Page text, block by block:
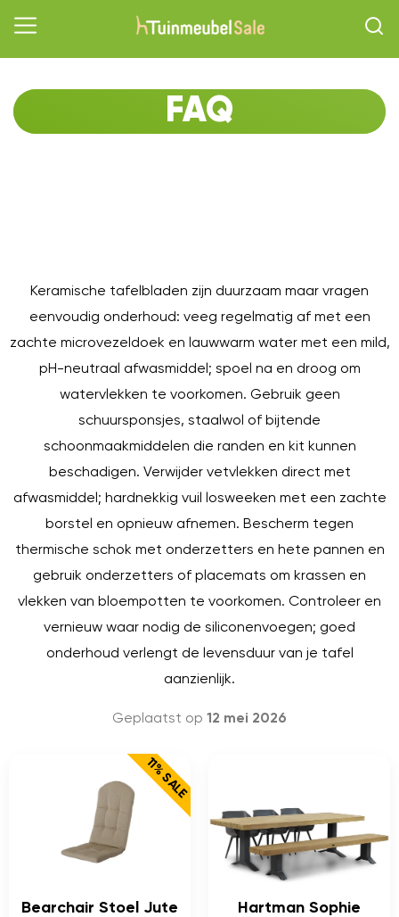
FAQ
Keramische tafelbladen zijn duurzaam maar vragen
eenvoudig onderhoud: veeg regelmatig af met een
zachte microvezeldoek en lauwwarm water met een mild,
pH-neutraal afwasmiddel; spoel na en droog om
watervlekken te voorkomen. Gebruik geen
schuursponsjes, staalwol of bijtende
schoonmaakmiddelen die randen en kit kunnen
beschadigen. Verwijder vetvlekken direct met
afwasmiddel; hardnekkig vuil losweeken met een zachte
borstel en opnieuw afnemen. Bescherm tegen
thermische schok met onderzetters en hete pannen en
gebruik onderzetters of placemats om krassen en
vlekken van bloempotten te voorkomen. Controleer en
vernieuw waar nodig de siliconenvoegen; goed
onderhoud verlengt de levensduur van je tafel
aanzienlijk.
Geplaatst op 12 mei 2026
11% SALE
Bearchair Stoel Jute
Hartman Sophie